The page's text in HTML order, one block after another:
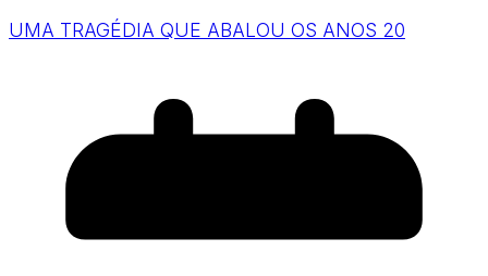
UMA TRAGÉDIA QUE ABALOU OS ANOS 20